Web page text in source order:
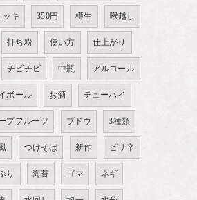
ッキ 350円 樽生 喉越し
打ち粉 使い方 仕上がり
チビチビ 中瓶 アルコール
ボール お酒 チューハイ
プフルーツ ブドウ 3種類
つけそば 新作 ピリ辛
り 海苔 ゴマ ネギ